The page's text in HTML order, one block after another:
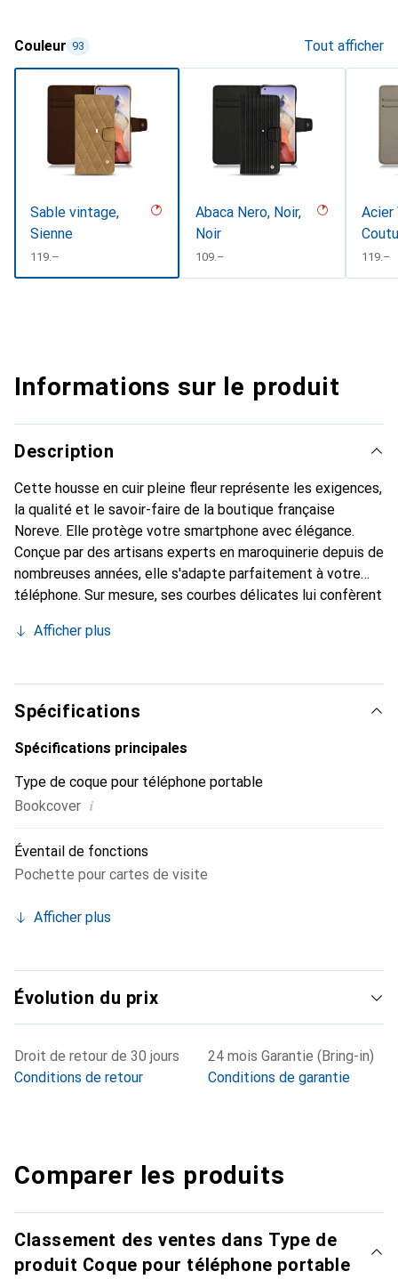
Couleur 93 Tout afficher
Sable vintage,
Sienne
CHF
119.–
Abaca Nero, Noir,
Noir
CHF
109.–
Acier
CHF
119.–
Informations sur le produit
Description
Cette housse en cuir pleine fleur représente les exigences,
la qualité et le savoir-faire de la boutique française
Noreve. Elle protège votre smartphone avec élégance.
Conçue par des artisans experts en maroquinerie depuis de
nombreuses années, elle s'adapte parfaitement à votre
téléphone. Sur mesure, ses courbes délicates lui confèrent
et indispensable pour votre smartphone. Reconnaître
marque Noreve est un choix sûr pour une clientèle
exigeante.
Afficher plus
Spécifications
Spécifications principales
Type de coque pour téléphone portable
Bookcover i
Éventail de fonctions
Pochette pour cartes de visite
Afficher plus
Évolution du prix
Droit de retour de 30 jours
Conditions de retour
24 mois Garantie (Bring-in)
Conditions de garantie
Comparer les produits
Classement des ventes dans Type de
produit Coque pour téléphone portable